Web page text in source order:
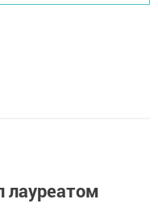
лауреатом